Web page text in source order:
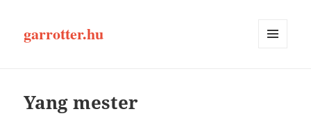
garrotter.hu
Yang mester